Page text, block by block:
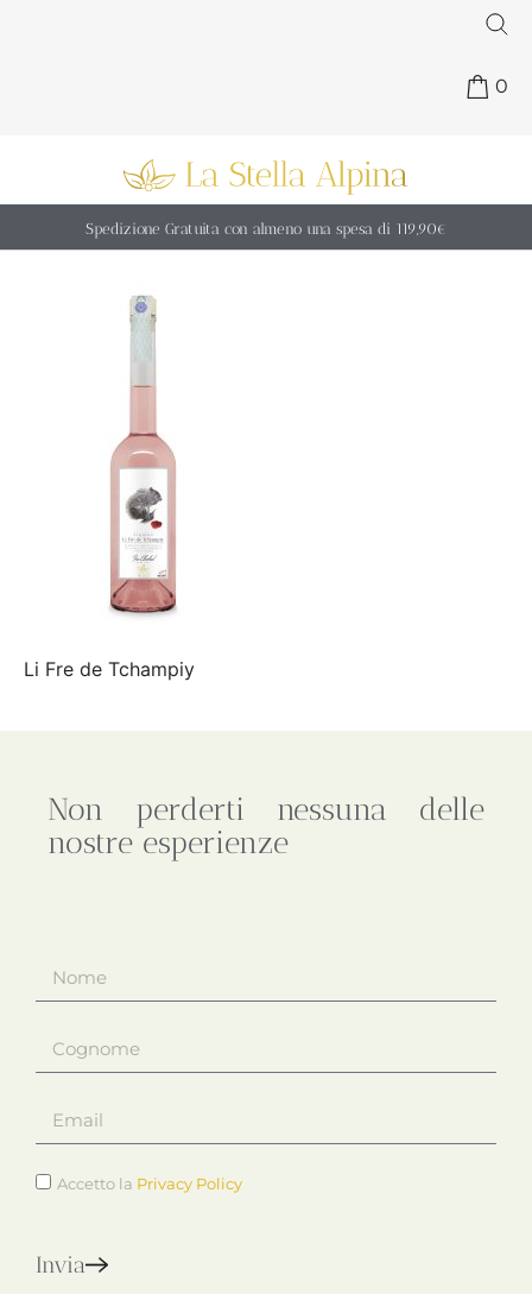
0
Spedizione Gratuita con almeno una spesa di 119,90€
Li Fre de Tchampiy
Non perderti nessuna delle
nostre esperienze
Accetto la Privacy Policy
Invia